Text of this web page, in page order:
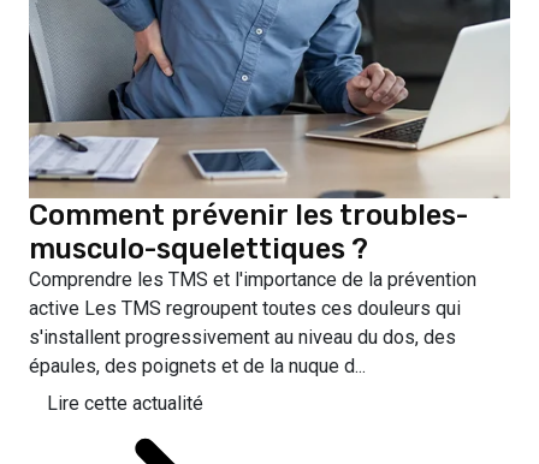
Comment prévenir les troubles-
musculo-squelettiques ?
Comprendre les TMS et l'importance de la prévention
active Les TMS regroupent toutes ces douleurs qui
s'installent progressivement au niveau du dos, des
épaules, des poignets et de la nuque d...
Lire cette actualité